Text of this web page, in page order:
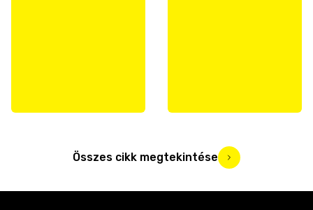
Összes cikk megtekintése